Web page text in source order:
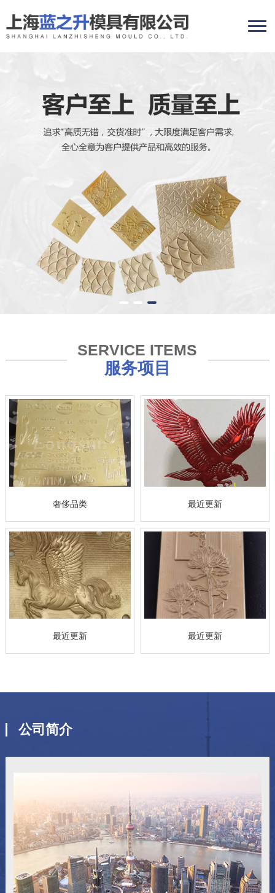
SERVICE ITEMS
服务项目
奢侈品类 最近更新
最近更新 最近更新
公司简介